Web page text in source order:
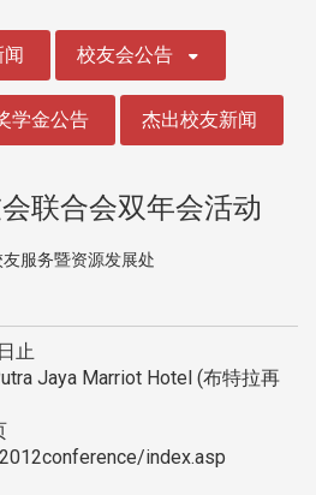
闻 校友会公告
学金公告 杰出校友新闻
联合会双年会活动
服务暨资源发展处
止
Jaya Marriot Hotel (布特拉再
index.asp